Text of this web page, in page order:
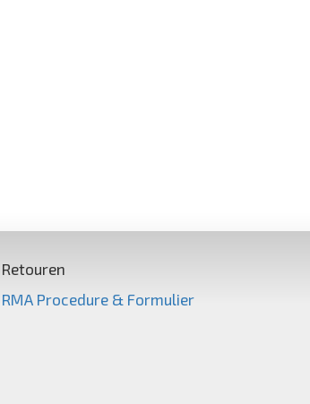
Retouren
RMA Procedure & Formulier